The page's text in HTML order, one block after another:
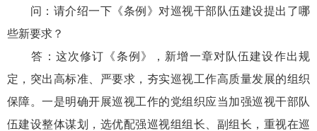
问：请介绍一下《条例》对巡视干部队伍建设提出了哪
些新要求？
答：这次修订《条例》，新增一章对队伍建设作出规
定，突出高标准、严要求，夯实巡视工作高质量发展的组织
保障。一是明确开展巡视工作的党组织应当加强巡视干部队
伍建设整体谋划，选优配强巡视组组长、副组长，重视在巡